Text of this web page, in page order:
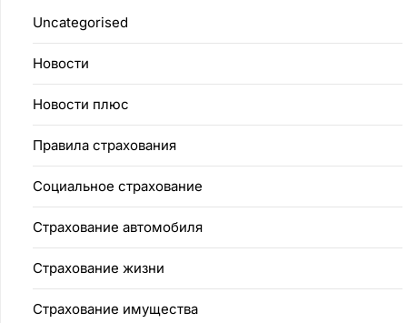
Uncategorised
Новости
Новости плюс
Правила страхования
Социальное страхование
Страхование автомобиля
Страхование жизни
Страхование имущества